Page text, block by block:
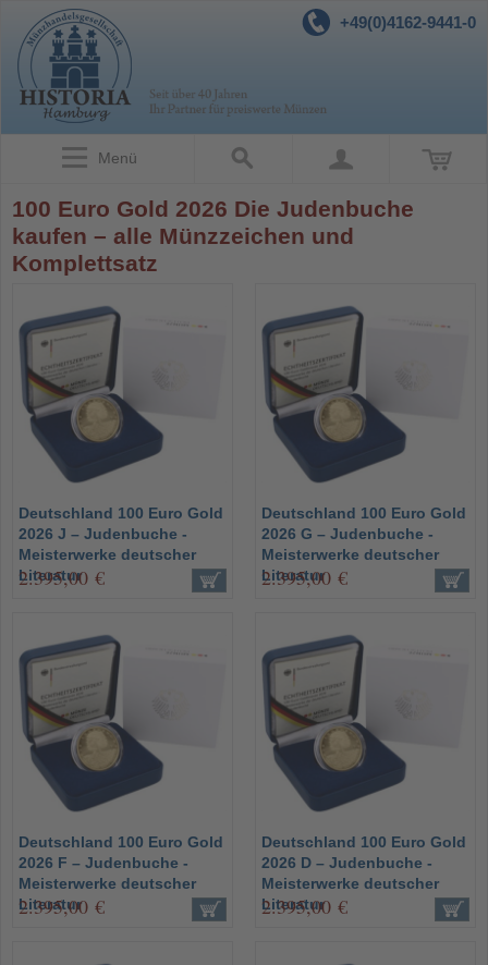
+49(0)4162-9441-0
Menü
100 Euro Gold 2026 Die Judenbuche
kaufen – alle Münzzeichen und
Komplettsatz
Deutschland 100 Euro Gold
2026 J – Judenbuche -
Meisterwerke deutscher
Literatur
2.395,00 €
Deutschland 100 Euro Gold
2026 G – Judenbuche -
Meisterwerke deutscher
Literatur
2.395,00 €
Deutschland 100 Euro Gold
2026 F – Judenbuche -
Meisterwerke deutscher
Literatur
2.395,00 €
Deutschland 100 Euro Gold
2026 D – Judenbuche -
Meisterwerke deutscher
Literatur
2.395,00 €